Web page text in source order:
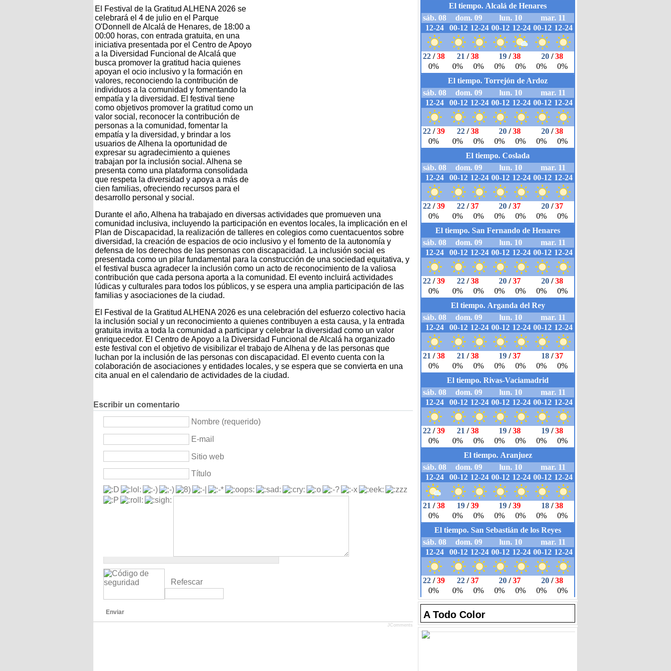
El Festival de la Gratitud ALHENA 2026 se
celebrará el 4 de julio en el Parque
O'Donnell de Alcalá de Henares, de 18:00 a
00:00 horas, con entrada gratuita, en una
iniciativa presentada por el Centro de Apoyo
a la Diversidad Funcional de Alcalá que
busca promover la gratitud hacia quienes
apoyan el ocio inclusivo y la formación en
valores, reconociendo la contribución de
individuos a la comunidad y fomentando la
empatía y la diversidad. El festival tiene
como objetivos promover la gratitud como un
valor social, reconocer la contribución de
personas a la comunidad, fomentar la
empatía y la diversidad, y brindar a los
usuarios de Alhena la oportunidad de
expresar su agradecimiento a quienes
trabajan por la inclusión social. Alhena se
presenta como una plataforma consolidada
que respeta la diversidad y apoya a más de
cien familias, ofreciendo recursos para el
desarrollo personal y social.
Durante el año, Alhena ha trabajado en diversas actividades que promueven una
comunidad inclusiva, incluyendo la participación en eventos locales, la implicación en el
Plan de Discapacidad, la realización de talleres en colegios como cuentacuentos sobre
diversidad, la creación de espacios de ocio inclusivo y el fomento de la autonomía y
defensa de los derechos de las personas con discapacidad. La inclusión social es
presentada como un pilar fundamental para la construcción de una sociedad equitativa, y
el festival busca agradecer la inclusión como un acto de reconocimiento de la valiosa
contribución que cada persona aporta a la comunidad. El evento incluirá actividades
lúdicas y culturales para todos los públicos, y se espera una amplia participación de las
familias y asociaciones de la ciudad.
El Festival de la Gratitud ALHENA 2026 es una celebración del esfuerzo colectivo hacia
la inclusión social y un reconocimiento a quienes contribuyen a esta causa, y la entrada
gratuita invita a toda la comunidad a participar y celebrar la diversidad como un valor
enriquecedor. El Centro de Apoyo a la Diversidad Funcional de Alcalá ha organizado
este festival con el objetivo de visibilizar el trabajo de Alhena y de las personas que
luchan por la inclusión de las personas con discapacidad. El evento cuenta con la
colaboración de asociaciones y entidades locales, y se espera que se convierta en una
cita anual en el calendario de actividades de la ciudad.
Escribir un comentario
Nombre (requerido)
E-mail
Sitio web
Título
Refescar
Enviar
JComments
A Todo Color